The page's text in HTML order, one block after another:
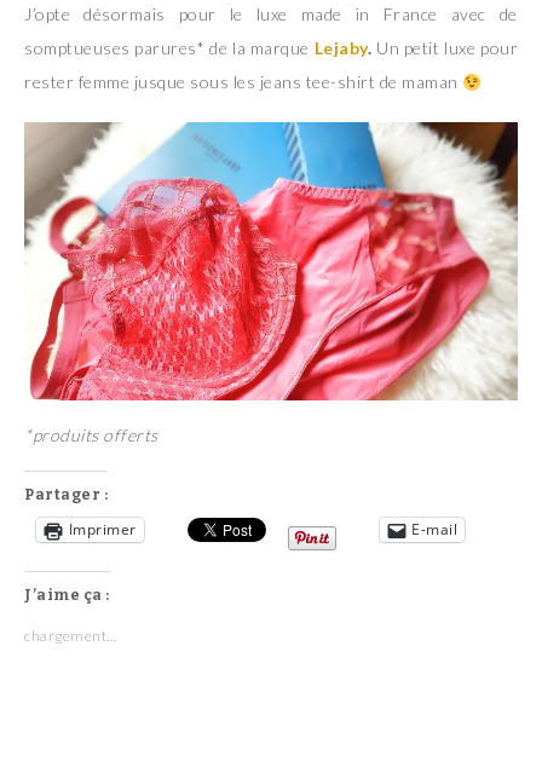
J’opte désormais pour le luxe made in France avec de
somptueuses parures* de la marque Lejaby. Un petit luxe pour
rester femme jusque sous les jeans tee-shirt de maman
*produits offerts
Partager :
Imprimer E-mail
J’aime ça :
chargement…